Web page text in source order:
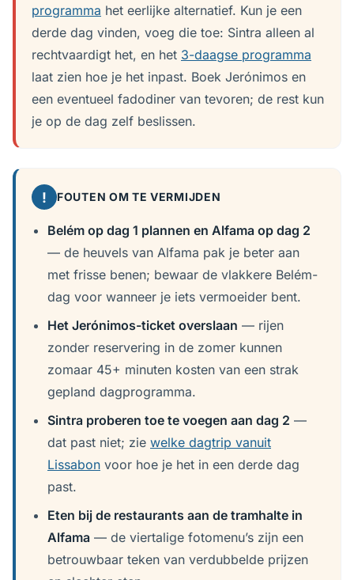
programma het eerlijke alternatief. Kun je een
derde dag vinden, voeg die toe: Sintra alleen al
rechtvaardigt het, en het 3-daagse programma
laat zien hoe je het inpast. Boek Jerónimos en
een eventueel fadodiner van tevoren; de rest kun
je op de dag zelf beslissen.
! FOUTEN OM TE VERMIJDEN
Belém op dag 1 plannen en Alfama op dag 2
— de heuvels van Alfama pak je beter aan
met frisse benen; bewaar de vlakkere Belém-
dag voor wanneer je iets vermoeider bent.
Het Jerónimos-ticket overslaan — rijen
zonder reservering in de zomer kunnen
zomaar 45+ minuten kosten van een strak
gepland dagprogramma.
Sintra proberen toe te voegen aan dag 2 —
dat past niet; zie welke dagtrip vanuit
Lissabon voor hoe je het in een derde dag
past.
Eten bij de restaurants aan de tramhalte in
Alfama — de viertalige fotomenu’s zijn een
betrouwbaar teken van verdubbelde prijzen